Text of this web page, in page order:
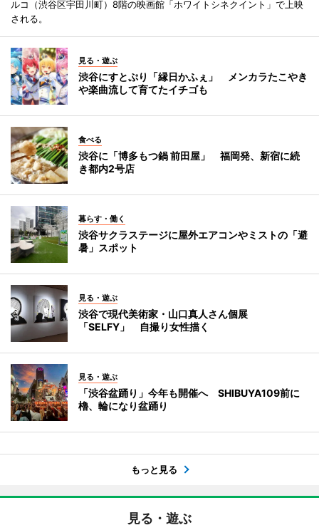
ルコ（渋谷区宇田川町）8階の映画館「ホワイトシネクイント」で上映
される。
見る・遊ぶ
渋谷にすとぷり「縁日かふぇ」 メンカラたこやき
や楽曲流して育てたイチゴも
食べる
渋谷に「博多もつ鍋 前田屋」 福岡発、新宿に続
き都内2号店
暮らす・働く
渋谷サクラステージに屋外エアコンやミストの「避
暑」スポット
見る・遊ぶ
渋谷で現代美術家・山口真人さん個展
「SELFY」 自撮り女性描く
見る・遊ぶ
「渋谷盆踊り」今年も開催へ SHIBUYA109前に
櫓、輪になり盆踊り
もっと見る
見る・遊ぶ